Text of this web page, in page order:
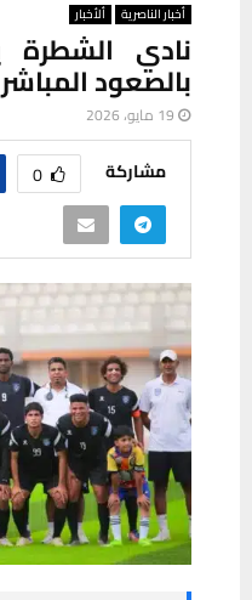
أخبار الناصرية ألأخبار
نادي الشطرة
بالصعود
19 مايو، 2026
مشاركة 0